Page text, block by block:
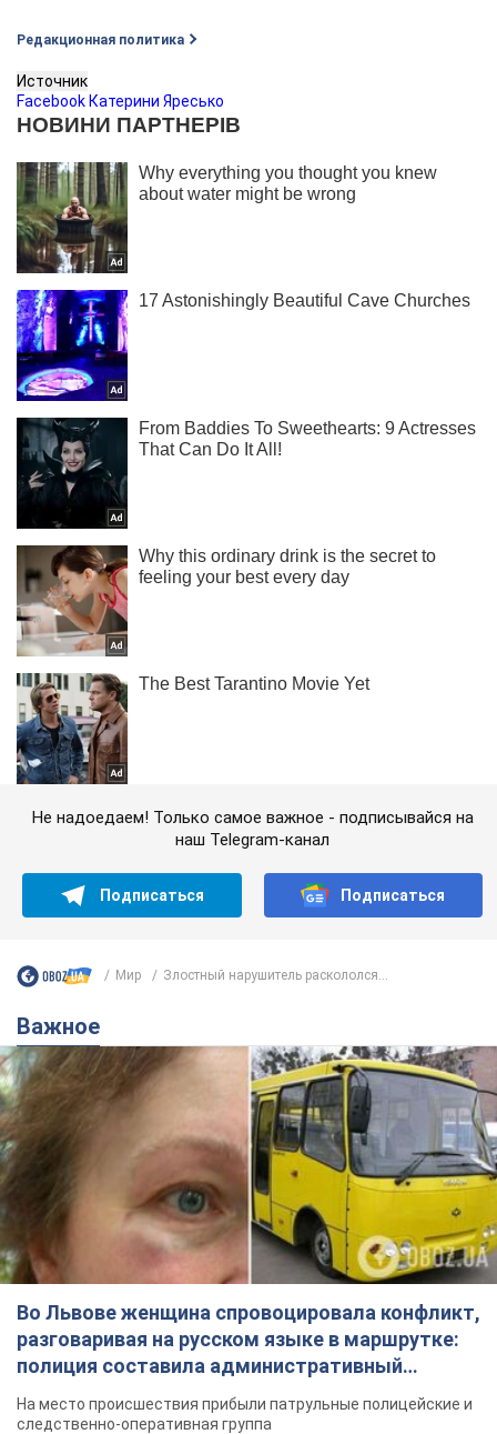
Редакционная политика
Источник
Facebook Катерини Яресько
Не надоедаем! Только самое важное - подписывайся на
наш Telegram-канал
Подписаться Подписаться
Мир Злостный нарушитель раскололся...
Важное
Во Львове женщина спровоцировала конфликт,
разговаривая на русском языке в маршрутке:
полиция составила административный
протокол. Видео
На место происшествия прибыли патрульные полицейские и
следственно-оперативная группа